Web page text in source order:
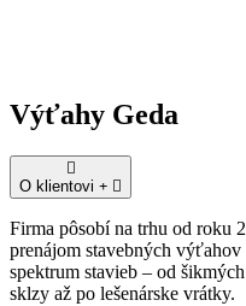
Výťahy Geda
O klientovi
Firma pôsobí na trhu od roku
prenájom stavebných
spektrum stavieb – od
sklzy až po lešenárske vrátky.